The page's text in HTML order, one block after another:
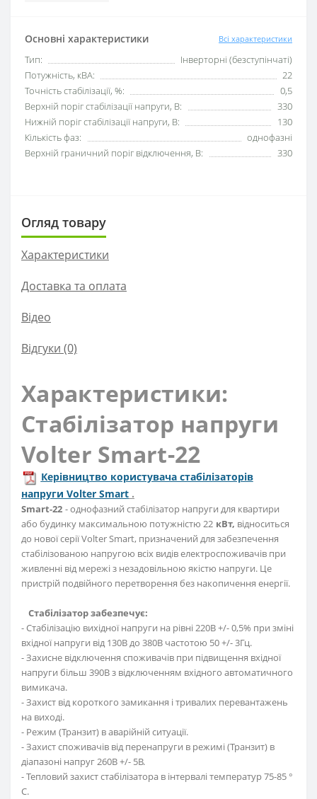
Основні характеристики Всі характеристики
Тип:
Інверторні (безступінчаті)
Потужність, кВА:
22
Точність стабілізації, %:
0,5
Верхній поріг стабілізації напруги, В:
330
Нижній поріг стабілізації напруги, В:
130
Кількість фаз:
однофазні
Верхній граничний поріг відключення, В:
330
Огляд товару
Характеристики
Доставка та оплата
Вiдео
Відгуки (0)
Характеристики:
Стабілізатор напруги
Volter Smart-22
Керівництво користувача стабілізаторів
напруги Volter Smart .
Smart-22 - однофазний стабілізатор напруги для квартири
або будинку максимальною потужністю 22 кВт, відноситься
до нової серії Volter Smart, призначений для забезпечення
стабілізованою напругою всіх видів електроспоживачів при
живленні від мережі з незадовільною якістю напруги. Це
пристрій подвійного перетворення без накопичення енергії.
Стабілізатор забезпечує:
- Стабілізацію вихідної напруги на рівні 220В +/- 0,5% при зміні
вхідної напруги від 130В до 380В частотою 50 +/- 3Гц.
- Захисне відключення споживачів при підвищення вхідної
напруги більш 390В з відключенням вхідного автоматичного
вимикача.
- Захист від короткого замикання і тривалих перевантажень
на виході.
- Режим (Транзит) в аварійній ситуації.
- Захист споживачів від перенапруги в режимі (Транзит) в
діапазоні напруг 260В +/- 5В.
- Тепловий захист стабілізатора в інтервалі температур 75-85 °
С.